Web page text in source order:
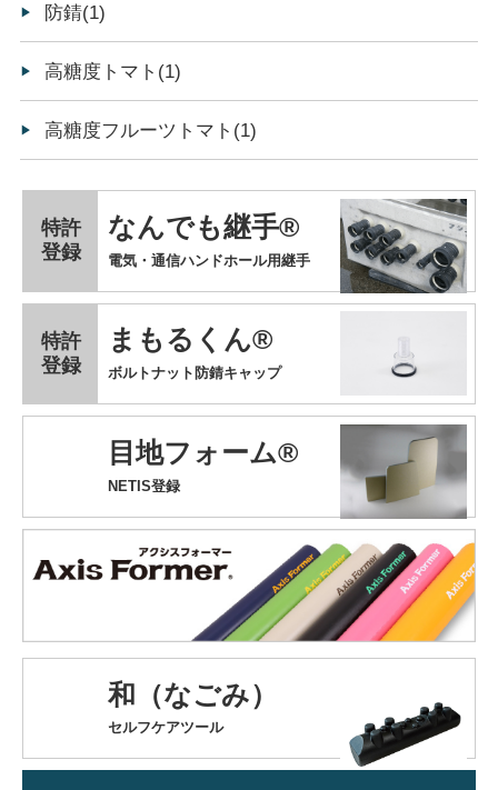
防錆(1)
高糖度トマト(1)
高糖度フルーツトマト(1)
なんでも継手®
特許
登録
電気・通信ハンドホール用継手
まもるくん®
特許
登録
ボルトナット防錆キャップ
目地フォーム®
NETIS登録
和（なごみ）
セルフケアツール